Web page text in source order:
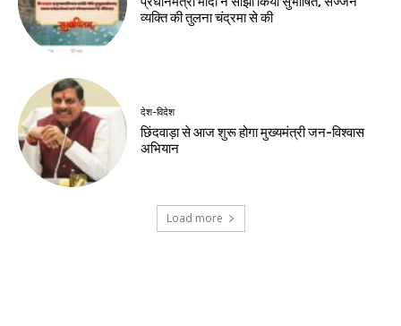
व्यक्ति की तुलना चंद्रमा से की
देश-विदेश
छिंदवाड़ा से आज शुरू होगा मुख्यमंत्री जन-विश्वास
अभियान
Load more